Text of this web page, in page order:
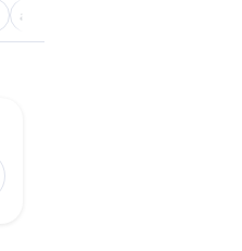
affitto appartamenti soccavo